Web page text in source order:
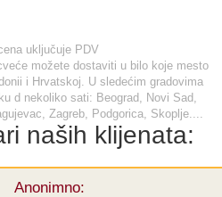
uključuje PDV
možete dostaviti u bilo koje mesto
i Hrvatskoj. U sledećim gradovima
d nekoliko sati: Beograd, Novi Sad,
Zagreb, Podgorica, Skoplje....
naših klijenata:
Anonimno: